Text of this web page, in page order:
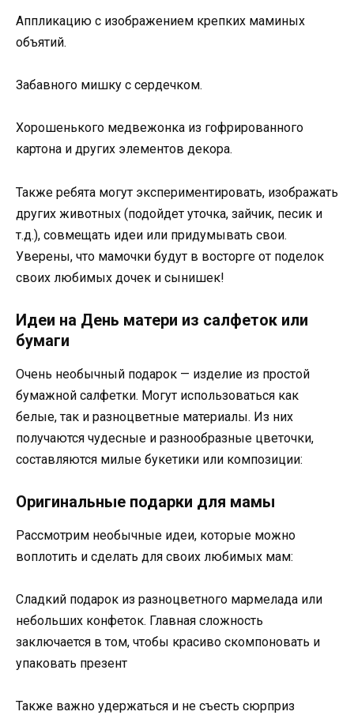
Аппликацию с изображением крепких маминых
объятий.
Забавного мишку с сердечком.
Хорошенького медвежонка из гофрированного
картона и других элементов декора.
Также ребята могут экспериментировать, изображать
других животных (подойдет уточка, зайчик, песик и
т.д.), совмещать идеи или придумывать свои.
Уверены, что мамочки будут в восторге от поделок
своих любимых дочек и сынишек!
Идеи на День матери из салфеток или
бумаги
Очень необычный подарок — изделие из простой
бумажной салфетки. Могут использоваться как
белые, так и разноцветные материалы. Из них
получаются чудесные и разнообразные цветочки,
составляются милые букетики или композиции:
Оригинальные подарки для мамы
Рассмотрим необычные идеи, которые можно
воплотить и сделать для своих любимых мам:
Сладкий подарок из разноцветного мармелада или
небольших конфеток. Главная сложность
заключается в том, чтобы красиво скомпоновать и
упаковать презент
Также важно удержаться и не съесть сюрприз